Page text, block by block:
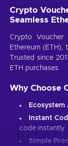
Crypto
Seamless
Crypto Voucher
Ethereum (ETH),
Trusted since
ETH purchases.
Why Choose
Ecosystem
Instant
code instantly.
Simple